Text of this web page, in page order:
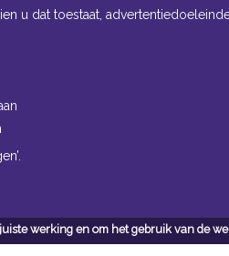
werking en om het gebruik van de
Contacteer ons
u dat toestaat,